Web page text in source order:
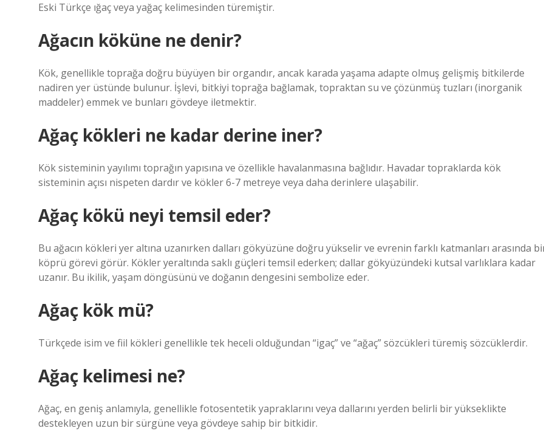
Eski Türkçe ığaç veya yağaç kelimesinden türemiştir.
Ağacın köküne ne denir?
Kök, genellikle toprağa doğru büyüyen bir organdır, ancak karada yaşama adapte olmuş gelişmiş bitkilerde
nadiren yer üstünde bulunur. İşlevi, bitkiyi toprağa bağlamak, topraktan su ve çözünmüş tuzları (inorganik
maddeler) emmek ve bunları gövdeye iletmektir.
Ağaç kökleri ne kadar derine iner?
Kök sisteminin yayılımı toprağın yapısına ve özellikle havalanmasına bağlıdır. Havadar topraklarda kök
sisteminin açısı nispeten dardır ve kökler 6-7 metreye veya daha derinlere ulaşabilir.
Ağaç kökü neyi temsil eder?
Bu ağacın kökleri yer altına uzanırken dalları gökyüzüne doğru yükselir ve evrenin farklı katmanları arasında
köprü görevi görür. Kökler yeraltında saklı güçleri temsil ederken; dallar gökyüzündeki kutsal varlıklara kadar
uzanır. Bu ikilik, yaşam döngüsünü ve doğanın dengesini sembolize eder.
Ağaç kök mü?
Türkçede isim ve fiil kökleri genellikle tek heceli olduğundan “igaç” ve “ağaç” sözcükleri türemiş sözcüklerdir.
Ağaç kelimesi ne?
Ağaç, en geniş anlamıyla, genellikle fotosentetik yapraklarını veya dallarını yerden belirli bir yükseklikte
destekleyen uzun bir sürgüne veya gövdeye sahip bir bitkidir.